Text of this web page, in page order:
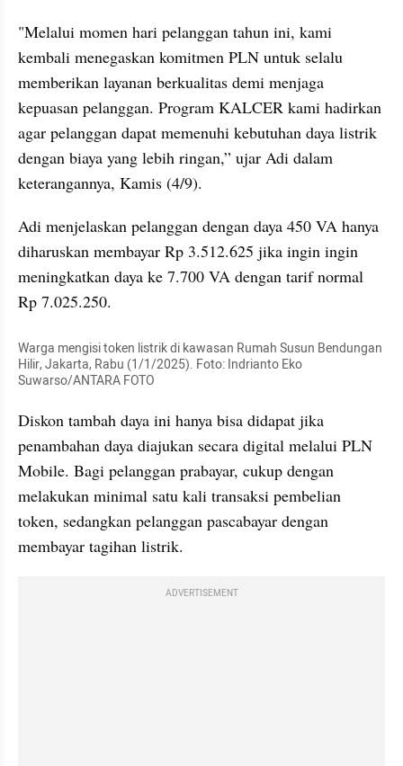
"Melalui momen hari pelanggan tahun ini, kami
kembali menegaskan komitmen PLN untuk selalu
memberikan layanan berkualitas demi menjaga
kepuasan pelanggan. Program KALCER kami hadirkan
agar pelanggan dapat memenuhi kebutuhan daya listrik
dengan biaya yang lebih ringan,” ujar Adi dalam
keterangannya, Kamis (4/9).
Adi menjelaskan pelanggan dengan daya 450 VA hanya
diharuskan membayar Rp 3.512.625 jika ingin ingin
meningkatkan daya ke 7.700 VA dengan tarif normal
Rp 7.025.250.
Warga mengisi token listrik di kawasan Rumah Susun Bendungan
Hilir, Jakarta, Rabu (1/1/2025). Foto: Indrianto Eko
Suwarso/ANTARA FOTO
Diskon tambah daya ini hanya bisa didapat jika
penambahan daya diajukan secara digital melalui PLN
Mobile. Bagi pelanggan prabayar, cukup dengan
melakukan minimal satu kali transaksi pembelian
token, sedangkan pelanggan pascabayar dengan
membayar tagihan listrik.
ADVERTISEMENT